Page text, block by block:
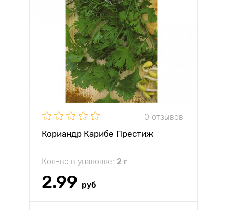
0 отзывов
Кориандр Карибе Престиж
Кол-во в упаковке: 2 г
2.99 руб